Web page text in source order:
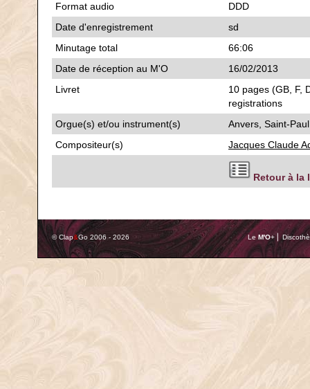
Format audio
DDD
Date d'enregistrement
sd
Minutage total
66:06
Date de réception au M'O
16/02/2013
Livret
10 pages (GB, F,
registrations
Orgue(s) et/ou instrument(s)
Anvers, Saint-Paul
Compositeur(s)
Jacques Claude
Retour à la
© Clap&Go 2006 - 2026 Le M'O+ ⎢